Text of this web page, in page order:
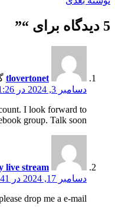
5 دیدگاه برای “ ”
tlovertonet
دسامبر 3, 2024 در 11:26 ق.ظ
I look forward to
group. Talk soon!
live stream
دسامبر 17, 2024 در 1:41 ق.ظ
drop me a e-mail?